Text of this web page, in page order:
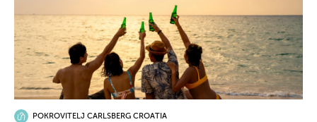
POKROVITELJ CARLSBERG CROATIA